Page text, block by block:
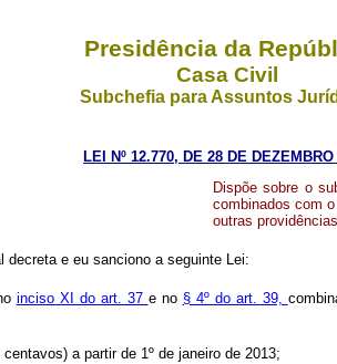
Presidência da
Casa Civil
Subchefia para Assuntos
LEI Nº 12.770, DE 28 DE
Dispõe sobre o
combinados com
outras
decreta e eu sanciono a seguinte Lei:
inciso XI do art. 37 e no § 4º do art. 39,
a partir de 1º de janeiro de 2013;